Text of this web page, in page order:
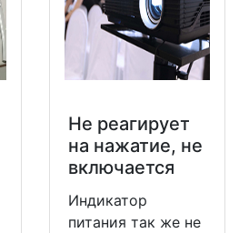
Не реагирует
на нажатие, не
включается
Индикатор
питания так же не